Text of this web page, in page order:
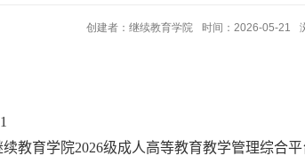
创建者：继续教育学院 时间：2026-05-21
续教育学院2026级成人高等教育教学管理综合平